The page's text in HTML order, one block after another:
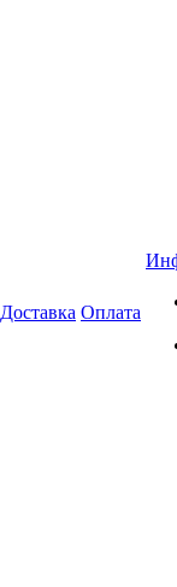
Доставка Оплата